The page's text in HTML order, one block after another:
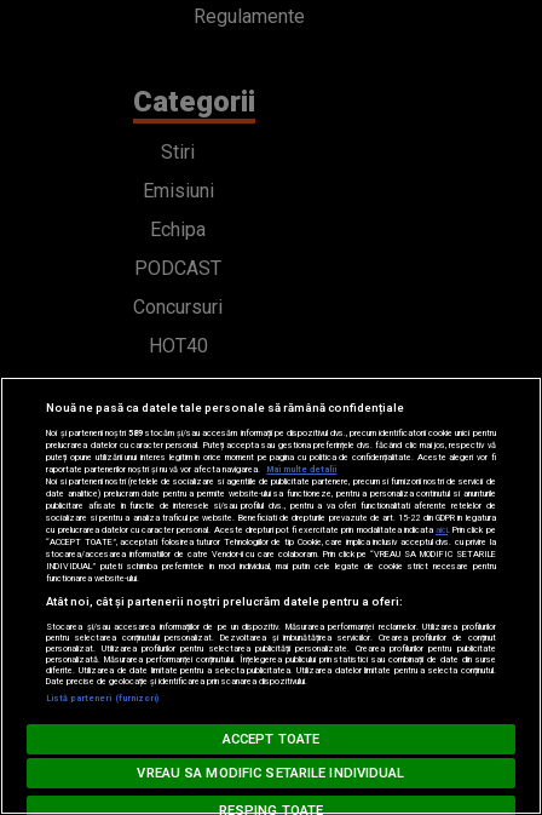
Regulamente
Categorii
Stiri
Emisiuni
Echipa
PODCAST
Concursuri
HOT40
Contact
Bd. Mărăști 65-67,
Romexpo Intrarea C,
Pavilion T, sector 1
office@radioimpuls.ro
LIVE : 0754-222.999
Loading... MUSIC NON STOP
#hitperepeat
Nouă ne pasă ca datele tale personale să rămână confidențiale
Noi și partenerii noștri589stocăm și/sau accesăm informații pe dispozitivul dvs., precum identificatorii cookie unici pentru
prelucrarea datelor cu caracter personal. Puteți accepta sau gestiona preferințele dvs. făcând clic mai jos, respectiv vă
puteți opune utilizării unui interes legitim în orice moment pe pagina cu politica de confidențialitate. Aceste alegeri vor fi
raportate partenerilor noștri și nu vă vor afecta navigarea.
Mai multe detalii
Noi si partenerii nostri (retelele de socializare si agentiile de publicitate partenere, precum si furnizorii nostri de servicii de
date analitice) prelucram date pentru a permite website-ului sa functioneze, pentru a personaliza continutul si anunturile
publicitare afisate in functie de interesele si/sau profilul dvs., pentru a va oferi functionalitati aferente retelelor de
socializare si pentru a analiza traficul pe website. Beneficiati de drepturile prevazute de art. 15-22 din GDPR in legatura
cu prelucrarea datelor cu caracter personal. Aceste drepturi pot fi exercitate prin modalitatea indicataaici . Prin click pe
“ACCEPT TOATE”, acceptati folosirea tuturor Tehnologiilor de tip Cookie, care implica inclusiv acceptul dvs. cu privire la
stocarea/accesarea informatiilor de catre Vendor-ii cu care colaboram. Prin click pe “VREAU SA MODIFIC SETARILE
INDIVIDUAL” puteti schimba preferintele in mod individual, mai putin cele legate de cookie strict necesare pentru
functionarea website-ului.
Atât noi, cât și partenerii noștri prelucrăm datele pentru a oferi:
Stocarea și/sau accesarea informațiilor de pe un dispozitiv. Măsurarea performanței reclamelor. Utilizarea profilurilor
pentru selectarea conținutului personalizat. Dezvoltarea și îmbunătățirea serviciilor. Crearea profilurilor de conținut
personalizat. Utilizarea profilurilor pentru selectarea publicității personalizate. Crearea profilurilor pentru publicitate
personalizată. Măsurarea performanței conținutului. Înțelegerea publicului prin statistici sau combinații de date din surse
diferite. Utilizarea de date limitate pentru a selecta publicitatea. Utilizarea datelor limitate pentru a selecta conținutul.
Date precise de geolocație și identificarea prin scanarea dispozitivului.
Listă parteneri (furnizori)
ACCEPT TOATE
RESPING TOATE
VREAU SA MODIFIC SETARILE INDIVIDUAL